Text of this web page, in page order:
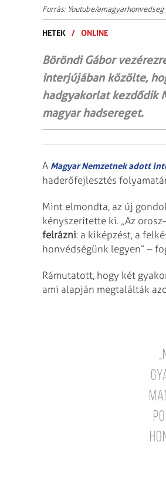
Forrás: Youtube/amagyarhonvedseg
HETEK / ONLINE
Böröndi Gábor
interjújában közölte,
hadgyakorlat kezdődik
magyar hadsereget.
A Magyar Nemzetnek adott
haderőfejlesztés
Mint elmondta, az új
kényszerítette ki. „Az
felrázni: a kiképzést, a
honvédségünk legyen” –
Rámutatott, hogy két
ami alapján megtalálták